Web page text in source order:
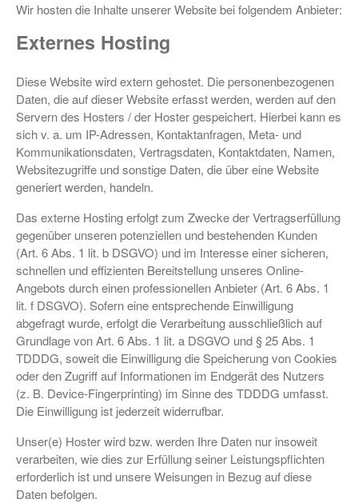
Wir hosten die Inhalte unserer Website bei folgendem Anbieter:
Externes Hosting
Diese Website wird extern gehostet. Die personenbezogenen
Daten, die auf dieser Website erfasst werden, werden auf den
Servern des Hosters / der Hoster gespeichert. Hierbei kann es
sich v. a. um IP-Adressen, Kontaktanfragen, Meta- und
Kommunikationsdaten, Vertragsdaten, Kontaktdaten, Namen,
Websitezugriffe und sonstige Daten, die über eine Website
generiert werden, handeln.
Das externe Hosting erfolgt zum Zwecke der Vertragserfüllung
gegenüber unseren potenziellen und bestehenden Kunden
(Art. 6 Abs. 1 lit. b DSGVO) und im Interesse einer sicheren,
schnellen und effizienten Bereitstellung unseres Online-
Angebots durch einen professionellen Anbieter (Art. 6 Abs. 1
lit. f DSGVO). Sofern eine entsprechende Einwilligung
abgefragt wurde, erfolgt die Verarbeitung ausschließlich auf
Grundlage von Art. 6 Abs. 1 lit. a DSGVO und § 25 Abs. 1
TDDDG, soweit die Einwilligung die Speicherung von Cookies
oder den Zugriff auf Informationen im Endgerät des Nutzers
(z. B. Device-Fingerprinting) im Sinne des TDDDG umfasst.
Die Einwilligung ist jederzeit widerrufbar.
Unser(e) Hoster wird bzw. werden Ihre Daten nur insoweit
verarbeiten, wie dies zur Erfüllung seiner Leistungspflichten
erforderlich ist und unsere Weisungen in Bezug auf diese
Daten befolgen.